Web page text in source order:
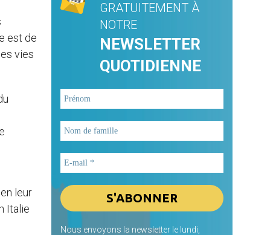
est de
vies
leur
Italie
GRATUITEMENT À
NOTRE
NEWSLETTER
QUOTIDIENNE
Nous envoyons la newsletter le lundi,